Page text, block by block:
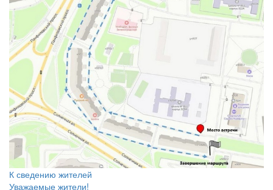
К сведению жителей
Уважаемые жители!